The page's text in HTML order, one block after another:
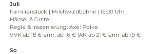
Juli
Familienstück | Milchwaldbühne | 15.00 Uhr
Hänsel & Gretel
Regie & Inszenierung: Axel Poike
VVK ab 18 € erm. ab 16 € |AK ab 21 € erm. ab 19 €
So